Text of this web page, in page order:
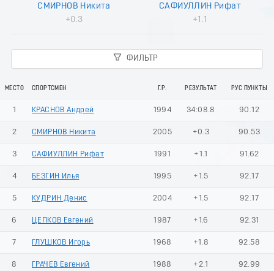
5
8
СМИРНОВ Никита
+0.3
САФИУЛЛИН Рифат
+1.1
ФИЛЬТР
МЕСТО СПОРТСМЕН Г.Р. РЕЗУЛЬТАТ РУС ПУНКТЫ
1 КРАСНОВ Андрей 1994 34:08.8 90.12
2 СМИРНОВ Никита 2005 +0.3 90.53
3 САФИУЛЛИН Рифат 1991 +1.1 91.62
4 БЕЗГИН Илья 1995 +1.5 92.17
5 КУДРИН Денис 2004 +1.5 92.17
6 ЦЕПКОВ Евгений 1987 +1.6 92.31
7 ГЛУШКОВ Игорь 1968 +1.8 92.58
8 ГРАЧЕВ Евгений 1988 +2.1 92.99